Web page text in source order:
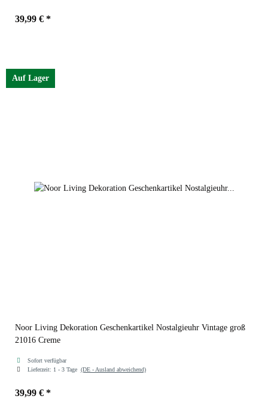
39,99 € *
Braun
Auf Lager
Noor Living Dekoration Geschenkartikel Nostalgieuhr Vintage groß
21016 Creme
Sofort verfügbar
Lieferzeit: 1 - 3 Tage (DE - Ausland abweichend)
39,99 € *